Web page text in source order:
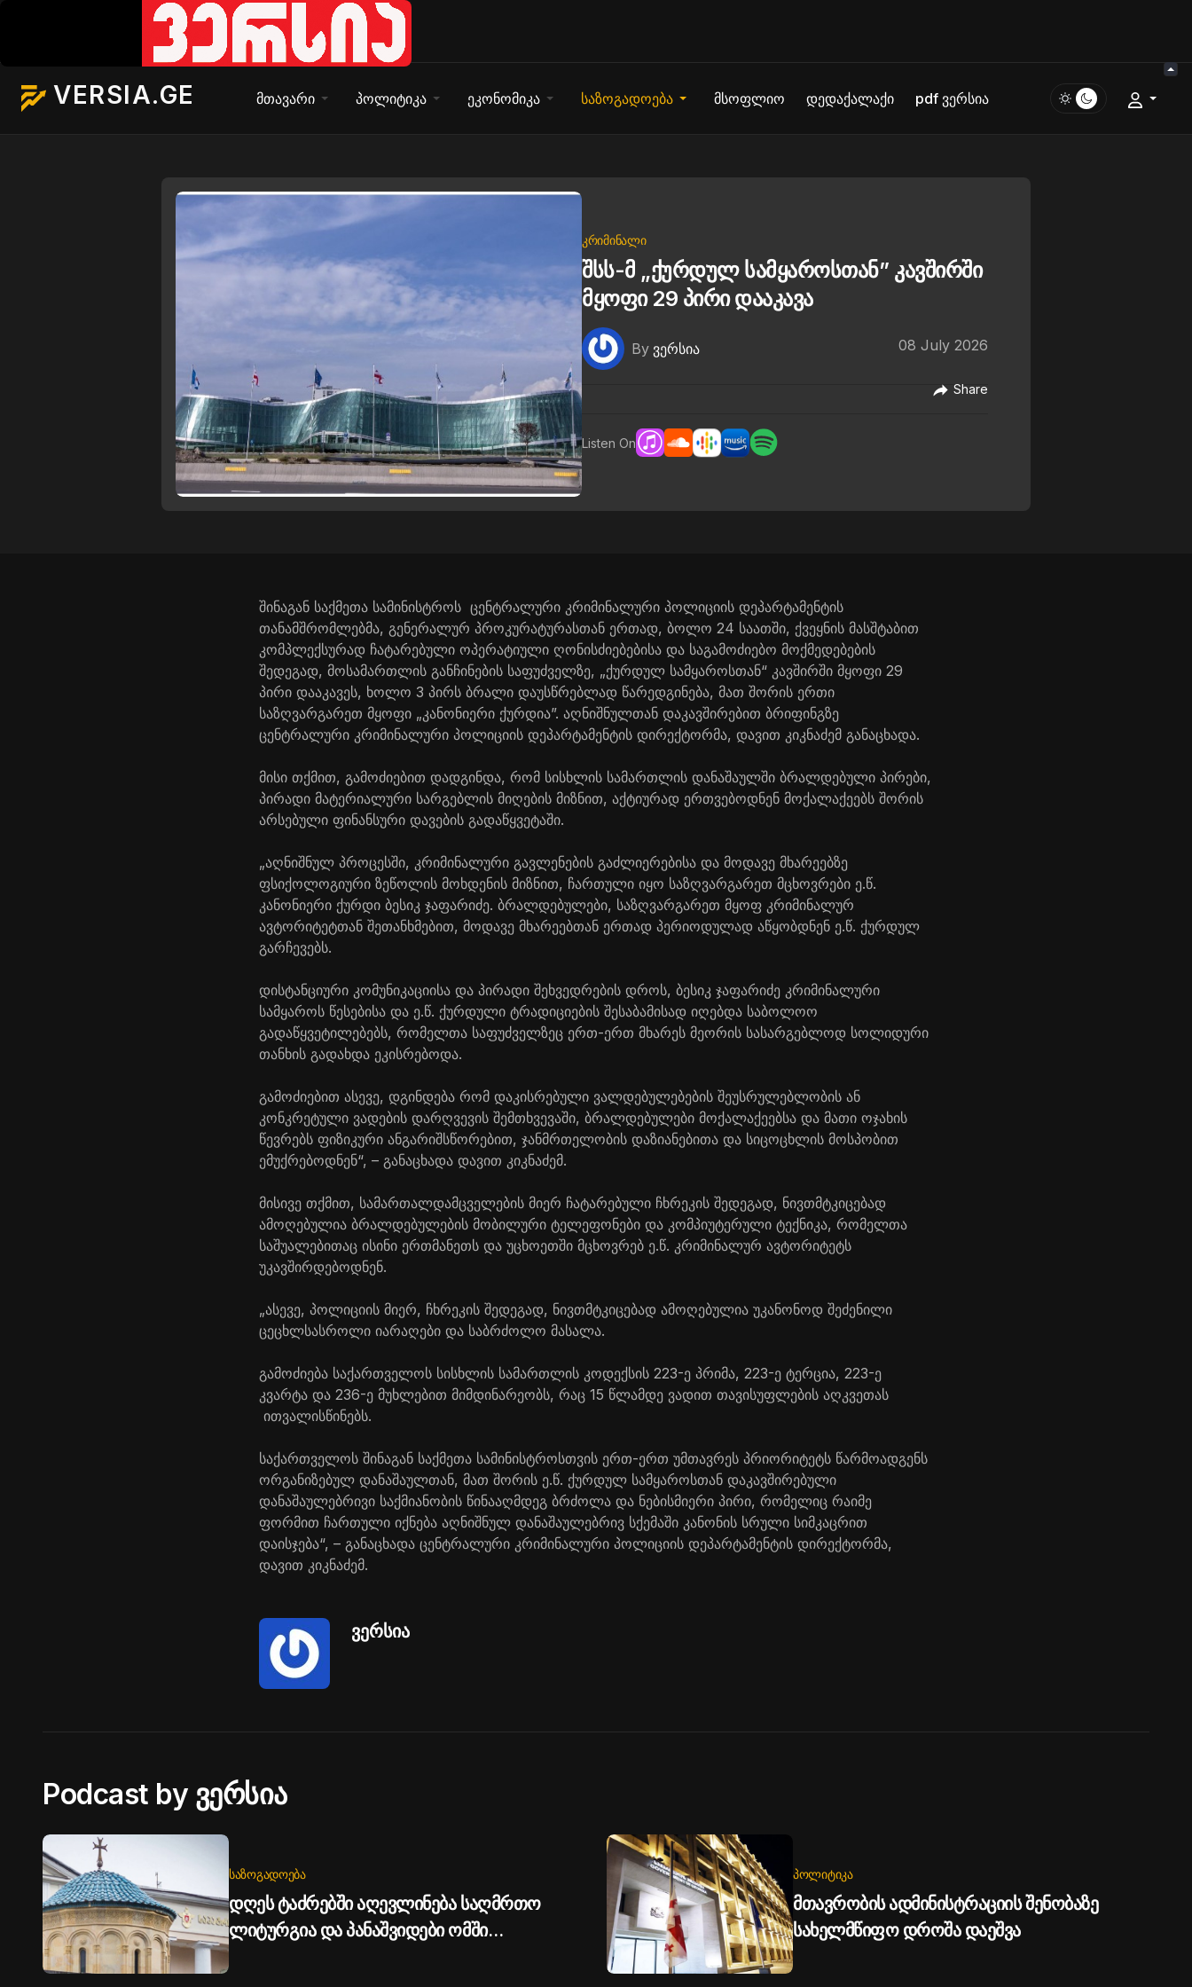
VERSIA.GE მთავარი პოლიტიკა ეკონომიკა საზოგადოება მსოფლიო დედაქალაქი pdf ვერსია
ᲙᲠᲘᲛᲘᲜᲐᲚᲘ
შსს-მ „ქურდულ სამყაროსთან” კავშირში
მყოფი 29 პირი დააკავა
By ვერსია 08 July 2026
Share
Listen On
შინაგან საქმეთა სამინისტროს ცენტრალური კრიმინალური პოლიციის დეპარტამენტის
თანამშრომლებმა, გენერალურ პროკურატურასთან ერთად, ბოლო 24 საათში, ქვეყნის მასშტაბით
კომპლექსურად ჩატარებული ოპერატიული ღონისძიებებისა და საგამოძიებო მოქმედებების
შედეგად, მოსამართლის განჩინების საფუძველზე, „ქურდულ სამყაროსთან“ კავშირში მყოფი 29
პირი დააკავეს, ხოლო 3 პირს ბრალი დაუსწრებლად წარედგინება, მათ შორის ერთი
საზღვარგარეთ მყოფი „კანონიერი ქურდია”. აღნიშნულთან დაკავშირებით ბრიფინგზე
ცენტრალური კრიმინალური პოლიციის დეპარტამენტის დირექტორმა, დავით კიკნაძემ განაცხადა.
მისი თქმით, გამოძიებით დადგინდა, რომ სისხლის სამართლის დანაშაულში ბრალდებული პირები,
პირადი მატერიალური სარგებლის მიღების მიზნით, აქტიურად ერთვებოდნენ მოქალაქეებს შორის
არსებული ფინანსური დავების გადაწყვეტაში.
„აღნიშნულ პროცესში, კრიმინალური გავლენების გაძლიერებისა და მოდავე მხარეებზე
ფსიქოლოგიური ზეწოლის მოხდენის მიზნით, ჩართული იყო საზღვარგარეთ მცხოვრები ე.წ.
კანონიერი ქურდი ბესიკ ჯაფარიძე. ბრალდებულები, საზღვარგარეთ მყოფ კრიმინალურ
ავტორიტეტთან შეთანხმებით, მოდავე მხარეებთან ერთად პერიოდულად აწყობდნენ ე.წ. ქურდულ
გარჩევებს.
დისტანციური კომუნიკაციისა და პირადი შეხვედრების დროს, ბესიკ ჯაფარიძე კრიმინალური
სამყაროს წესებისა და ე.წ. ქურდული ტრადიციების შესაბამისად იღებდა საბოლოო
გადაწყვეტილებებს, რომელთა საფუძველზეც ერთ-ერთ მხარეს მეორის სასარგებლოდ სოლიდური
თანხის გადახდა ეკისრებოდა.
გამოძიებით ასევე, დგინდება რომ დაკისრებული ვალდებულებების შეუსრულებლობის ან
კონკრეტული ვადების დარღვევის შემთხვევაში, ბრალდებულები მოქალაქეებსა და მათი ოჯახის
წევრებს ფიზიკური ანგარიშსწორებით, ჯანმრთელობის დაზიანებითა და სიცოცხლის მოსპობით
ემუქრებოდნენ“, – განაცხადა დავით კიკნაძემ.
მისივე თქმით, სამართალდამცველების მიერ ჩატარებული ჩხრეკის შედეგად, ნივთმტკიცებად
ამოღებულია ბრალდებულების მობილური ტელეფონები და კომპიუტერული ტექნიკა, რომელთა
საშუალებითაც ისინი ერთმანეთს და უცხოეთში მცხოვრებ ე.წ. კრიმინალურ ავტორიტეტს
უკავშირდებოდნენ.
„ასევე, პოლიციის მიერ, ჩხრეკის შედეგად, ნივთმტკიცებად ამოღებულია უკანონოდ შეძენილი
ცეცხლსასროლი იარაღები და საბრძოლო მასალა.
გამოძიება საქართველოს სისხლის სამართლის კოდექსის 223-ე პრიმა, 223-ე ტერცია, 223-ე
კვარტა და 236-ე მუხლებით მიმდინარეობს, რაც 15 წლამდე ვადით თავისუფლების აღკვეთას
ითვალისწინებს.
საქართველოს შინაგან საქმეთა სამინისტროსთვის ერთ-ერთ უმთავრეს პრიორიტეტს წარმოადგენს
ორგანიზებულ დანაშაულთან, მათ შორის ე.წ. ქურდულ სამყაროსთან დაკავშირებული
დანაშაულებრივი საქმიანობის წინააღმდეგ ბრძოლა და ნებისმიერი პირი, რომელიც რაიმე
ფორმით ჩართული იქნება აღნიშნულ დანაშაულებრივ სქემაში კანონის სრული სიმკაცრით
დაისჯება“, – განაცხადა ცენტრალური კრიმინალური პოლიციის დეპარტამენტის დირექტორმა,
დავით კიკნაძემ.
ვერსია
Podcast by ვერსია
ᲡᲐᲖᲝᲒᲐᲓᲝᲔᲑᲐ
დღეს ტაძრებში აღევლინება საღმრთო
ლიტურგია და პანაშვიდები ომში
ᲞᲝᲚᲘᲢᲘᲙᲐ
მთავრობის ადმინისტრაციის შენობაზე
სახელმწიფო დროშა დაეშვა